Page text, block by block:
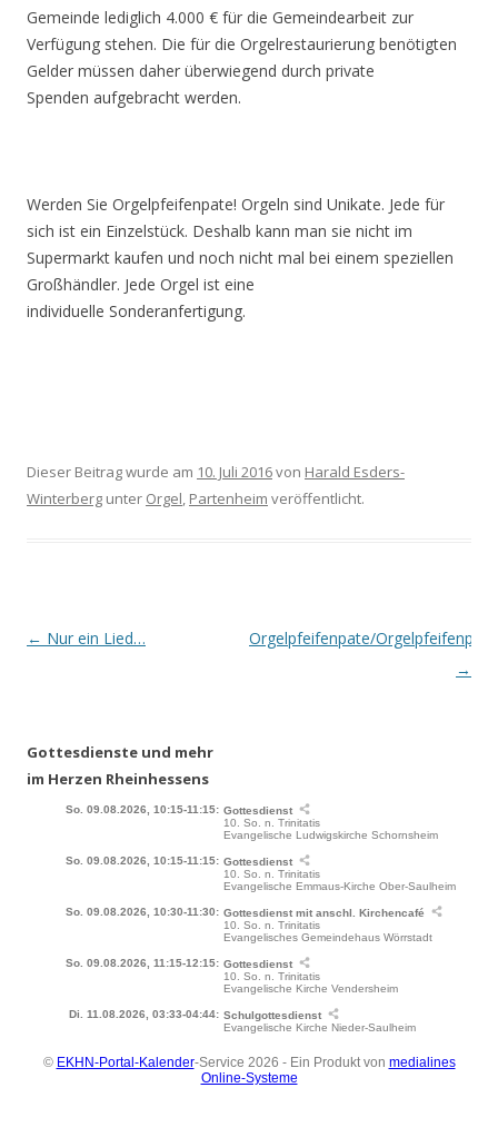
Gemeinde lediglich 4.000 € für die Gemeindearbeit zur
Verfügung stehen. Die für die Orgelrestaurierung benötigten
Gelder müssen daher überwiegend durch private
Spenden aufgebracht werden.
Werden Sie Orgelpfeifenpate! Orgeln sind Unikate. Jede für
sich ist ein Einzelstück. Deshalb kann man sie nicht im
Supermarkt kaufen und noch nicht mal bei einem speziellen
Großhändler. Jede Orgel ist eine
individuelle Sonderanfertigung.
Dieser Beitrag wurde am 10. Juli 2016von Harald Esders-
Winterberg unter Orgel, Partenheim veröffentlicht.
Beitrags-
← Nur ein Lied…
Orgelpfeifenpate/
→
Gottesdienste und mehr
im Herzen Rheinhessens